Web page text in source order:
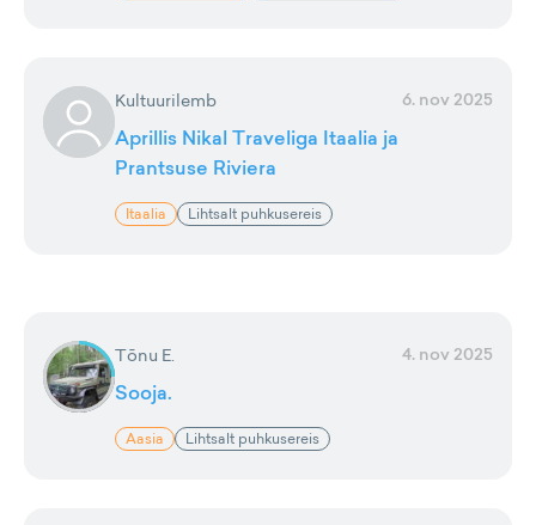
Kultuurilemb 6. nov 2025
Aprillis Nikal Traveliga Itaalia ja
Prantsuse Riviera
Itaalia Lihtsalt puhkusereis
Tõnu E. 4. nov 2025
Sooja.
Aasia Lihtsalt puhkusereis